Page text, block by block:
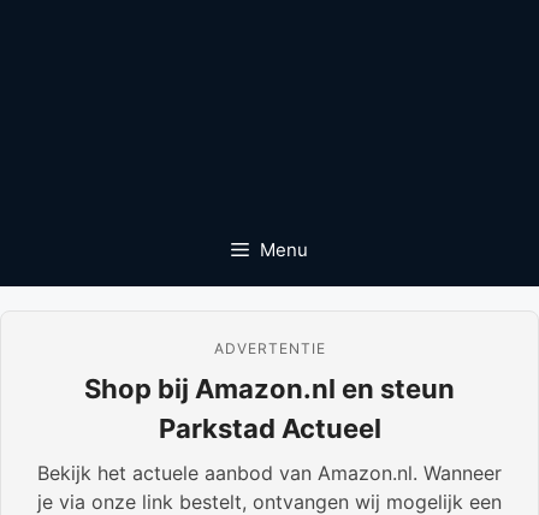
Menu
ADVERTENTIE
Shop bij Amazon.nl en steun
Parkstad Actueel
Bekijk het actuele aanbod van Amazon.nl. Wanneer
je via onze link bestelt, ontvangen wij mogelijk een